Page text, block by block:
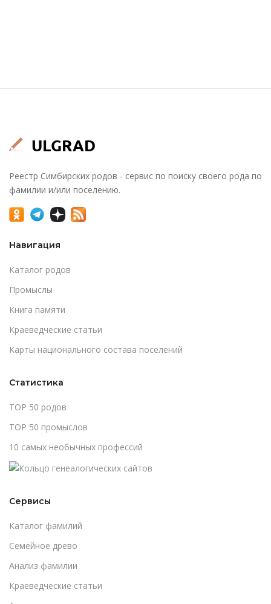
Реестр Симбирских родов - сервис по поиску своего рода по
фамилии и/или поселению.
Навигация
Каталог родов
Промыслы
Книга памяти
Краеведческие статьи
Карты национального состава поселений
Статистика
TOP 50 родов
TOP 50 промыслов
10 самых необычных профессий
Сервисы
Каталог фамилий
Cемейное древо
Анализ фамилии
Краеведческие статьи